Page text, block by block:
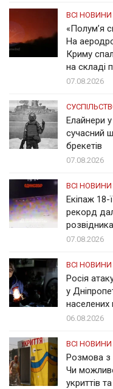
ВСІ НОВИНИ
«Полум’я
На
Криму
на складі
07.08.2026
Елайнери
сучасний
брекетів
07.08.2026
ВСІ НОВИНИ
Екіпаж 18-
рекорд
розвідника
07.08.2026
ВСІ НОВИНИ
Росія
у
населених
06.08.2026
ВСІ НОВИНИ
Розмова з
Чи
укриттів